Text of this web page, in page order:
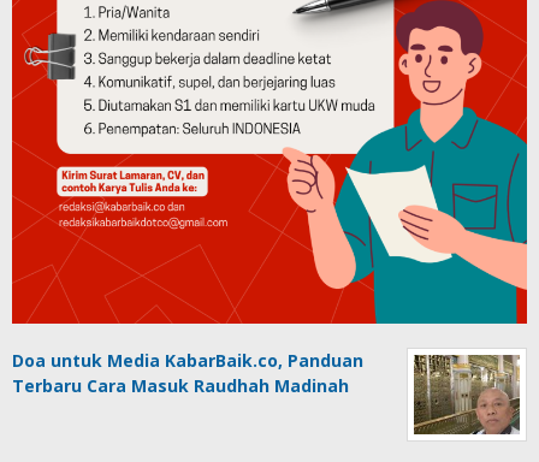
Doa untuk Media KabarBaik.co, Panduan
Terbaru Cara Masuk Raudhah Madinah